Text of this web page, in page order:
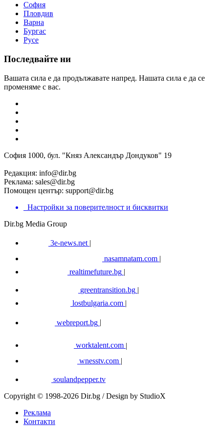
София
Пловдив
Варна
Бургас
Русе
Последвайте ни
Вашата сила е да продължавате напред. Нашата сила е да се
променяме с вас.
София 1000, бул. "Княз Александър Дондуков" 19
Редакция: info@dir.bg
Реклама: sales@dir.bg
Помощен център: support@dir.bg
Настройки за поверителност и бисквитки
Dir.bg Media Group
3e-news.net |
nasamnatam.com |
realtimefuture.bg |
greentransition.bg |
lostbulgaria.com |
webreport.bg
worktalent.com |
wnesstv.com |
soulandpepper.tv
Copyright © 1998-2026 Dir.bg / Design by StudioX
Реклама
Контакти